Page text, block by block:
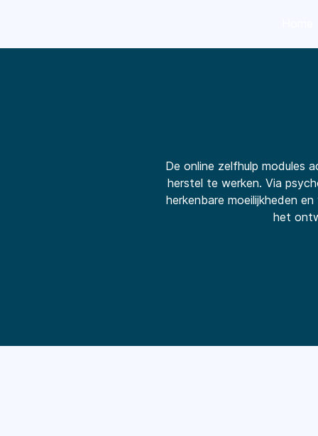
De online zelfhulp modules
herstel te werken. Via
herkenbare moeilijkheden
het